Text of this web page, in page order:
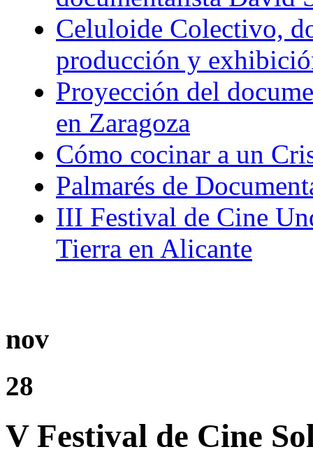
Celuloide Colectivo,
producción y
Proyección del
en Zaragoza
Cómo cocinar a un
Palmarés de
III Festival de Cine
Tierra en Alicante
nov
28
V Festival de Cine